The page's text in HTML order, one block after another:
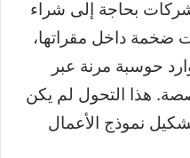
بحاجة إلى شراء
ضخمة داخل مقراتها،
حوسبة مرنة عبر
هذا التحول لم يكن
نموذج الأعمال